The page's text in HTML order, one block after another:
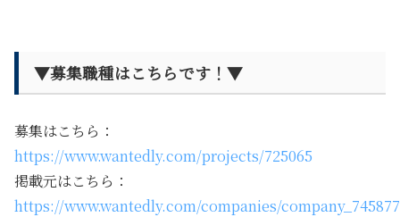
▼募集職種はこちらです！▼
募集はこちら：
https://www.wantedly.com/projects/725065
掲載元はこちら：
https://www.wantedly.com/companies/